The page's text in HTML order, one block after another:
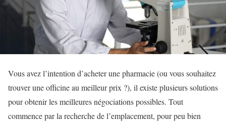
Vous avez l’intention d’acheter une pharmacie (ou vous souhaitez
trouver une officine au meilleur prix ?), il existe plusieurs solutions
pour obtenir les meilleures négociations possibles. Tout
commence par la recherche de l’emplacement, pour peu bien